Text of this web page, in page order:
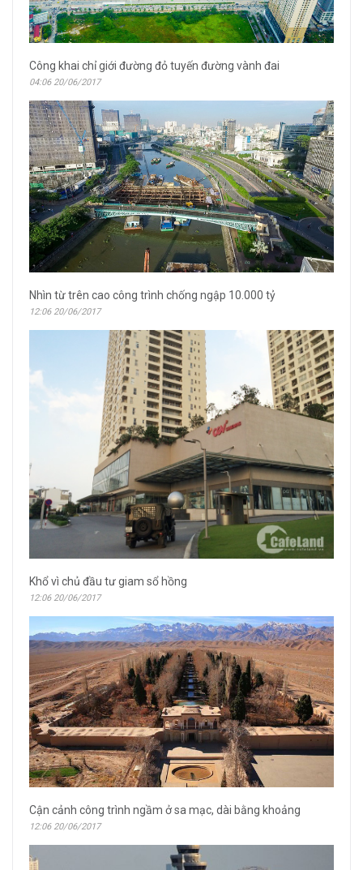
Công khai chỉ giới đường đỏ tuyến đường vành đai
04:06 20/06/2017
Nhìn từ trên cao công trình chống ngập 10.000 tỷ
12:06 20/06/2017
Khổ vì chủ đầu tư giam sổ hồng
12:06 20/06/2017
Cận cảnh công trình ngầm ở sa mạc, dài bằng khoảng
12:06 20/06/2017